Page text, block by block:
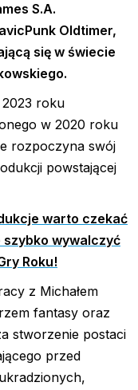
S.A.
Oldtimer,
się w świecie
roku
w 2020 roku
rozpoczyna swój
powstającej
warto czekać
szybko wywalczyć
Roku!
z Michałem
fantasy oraz
stworzenie postaci
przed